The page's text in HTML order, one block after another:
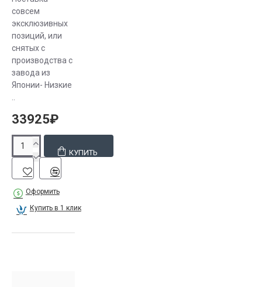
совсем
эксклюзивных
позиций, или
снятых с
производства с
завода из
Японии- Низкие
33925₽
КУПИТЬ
Оформить
Купить в 1 клик